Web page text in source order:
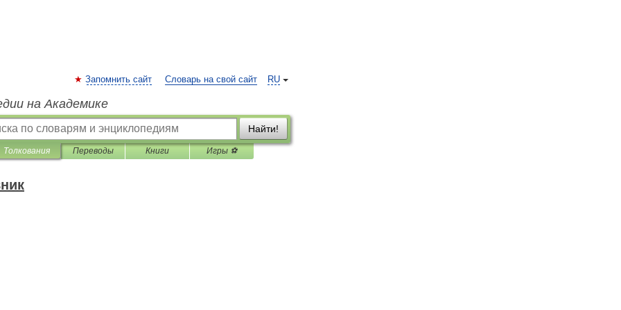
RU
Запомнить сайт Словарь на свой сайт
на Академике
Найти!
Толкования Переводы Книги Игры ⚽